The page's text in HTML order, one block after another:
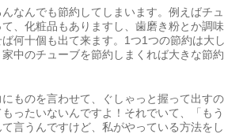
なんでも節約してしまいます。例えばチュ
、化粧品もありますし、歯磨き粉とか調味
何十個も出て来ます。1つ1つの節約は大し
中のチューブを節約しまくれば大きな節約
ものを言わせて、ぐしゃっと握って出すの
ったいないんですよ！それでいて、「もう
言うんですけど、私がやっている方法をし